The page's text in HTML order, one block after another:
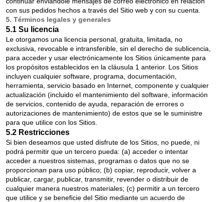
con sus pedidos hechos a través del Sitio web y con su cuenta.
5. Términos legales y generales
5.1 Su licencia
Le otorgamos una licencia personal, gratuita, limitada, no
exclusiva, revocable e intransferible, sin el derecho de sublicencia,
para acceder y usar electrónicamente los Sitios únicamente para
los propósitos establecidos en la cláusula 1 anterior. Los Sitios
incluyen cualquier software, programa, documentación,
herramienta, servicio basado en Internet, componente y cualquier
actualización (incluido el mantenimiento del software, información
de servicios, contenido de ayuda, reparación de errores o
autorizaciones de mantenimiento) de estos que se le suministre
para que utilice con los Sitios.
5.2 Restricciones
Si bien deseamos que usted disfrute de los Sitios, no puede, ni
podrá permitir que un tercero pueda: (a) acceder o intentar
acceder a nuestros sistemas, programas o datos que no se
proporcionan para uso público; (b) copiar, reproducir, volver a
publicar, cargar, publicar, transmitir, revender o distribuir de
cualquier manera nuestros materiales; (c) permitir a un tercero
que utilice y se beneficie del Sitio mediante un acuerdo de